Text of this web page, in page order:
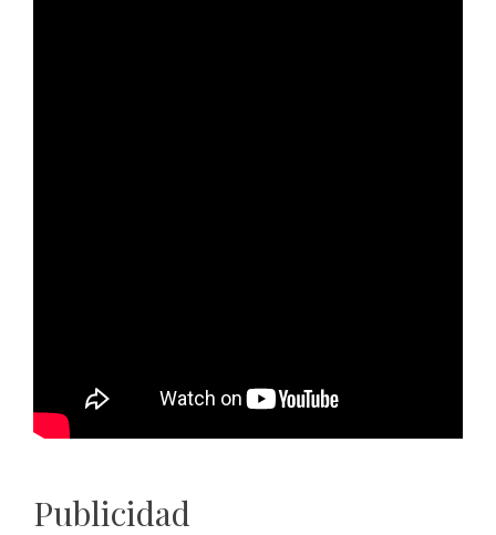
Publicidad